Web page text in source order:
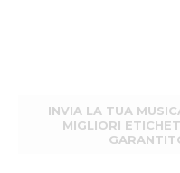
INVIA LA TUA
MIGLIORI